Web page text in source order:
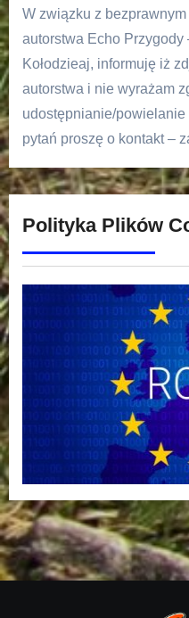
W związku z
autorstwa Echo
Kołodzieaj, informuję iż
autorstwa i nie wyrażam
udostępnianie/
pytań proszę o kontakt –
Polityka Plików